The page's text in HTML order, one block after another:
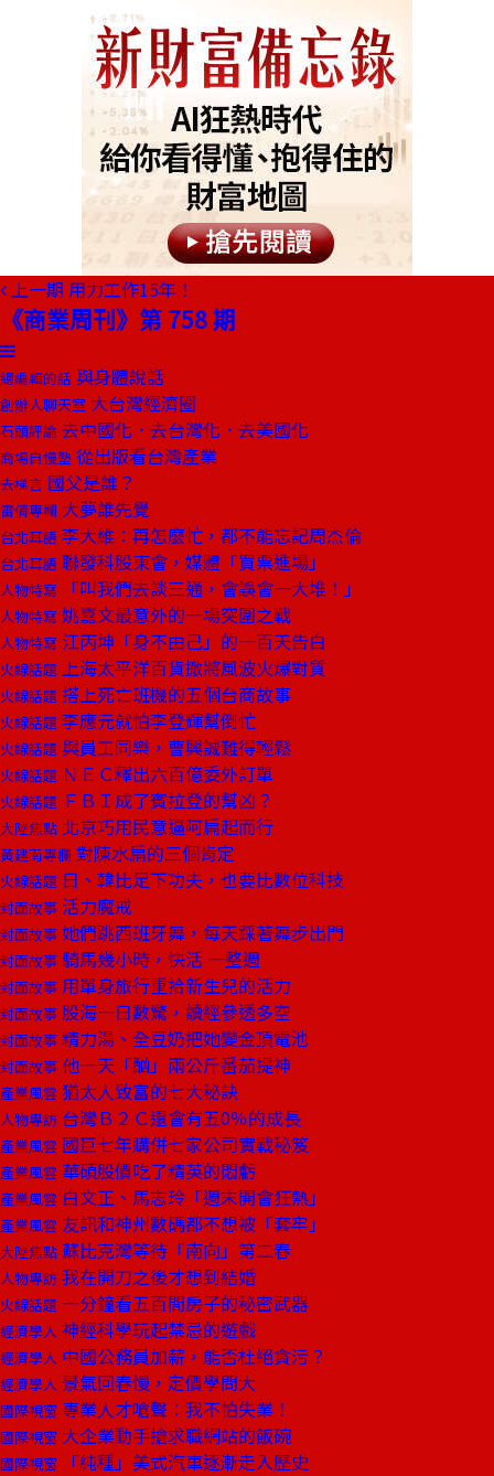
上一期 用力工作15年！
《商業周刊》第 758 期
總編輯的話 與身體說話
創辦人聊天室 大台灣經濟圈
石頭評論 去中國化．去台灣化．去美國化
商場自慢塾 從出版看台灣產業
去梯言 國父是誰？
雷倩專欄 大夢誰先覺
台北耳語 李大維：再怎麼忙，都不能忘記周杰倫
台北耳語 聯發科股東會，媒體「買票進場」
人物特寫 「叫我們去談三通，會誤會一大堆！」
人物特寫 姚嘉文最意外的一場突圍之戰
人物特寫 江丙坤「身不由己」的一百天告白
火線話題 上海太平洋百貨撤將風波火爆對質
火線話題 搭上死亡班機的五個台商故事
火線話題 李應元就怕李登輝幫倒忙
火線話題 與員工同樂，曹興誠難得輕鬆
火線話題 ＮＥＣ釋出六百億委外訂單
火線話題 ＦＢＩ成了賓拉登的幫凶？
大陸焦點 北京巧用民意逼阿扁起而行
黃建南專欄 對陳水扁的三個肯定
火線話題 日、韓比足下功夫，也要比數位科技
封面故事 活力魔戒
封面故事 她們跳西班牙舞，每天踩著舞步出門
封面故事 騎馬幾小時，快活 一整週
封面故事 用單身旅行重拾新生兒的活力
封面故事 股海一日數驚，讀經參透多空
封面故事 精力湯、全豆奶把她變金頂電池
封面故事 他一天「酗」兩公斤番茄提神
產業風雲 猶太人致富的七大秘訣
人物專訪 台灣Ｂ２Ｃ還會有五0％的成長
產業風雲 國巨七年購併七家公司實戰秘笈
產業風雲 華碩股價吃了精英的悶虧
產業風雲 白文正、馬志玲「週末開會狂熱」
產業風雲 友訊和神州數碼都不想被「套牢」
大陸焦點 蘇比克灣等待「南向」第二春
人物專訪 我在開刀之後才想到結婚
火線話題 一分鐘看五百間房子的秘密武器
經濟學人 神經科學玩起禁忌的遊戲
經濟學人 中國公務員加薪，能否杜絕貪污？
經濟學人 景氣回春慢，定價學問大
國際視窗 專業人才嗆聲︰我不怕失業！
國際視窗 大企業動手搶求職網站的飯碗
國際視窗 「純種」美式汽車逐漸走入歷史